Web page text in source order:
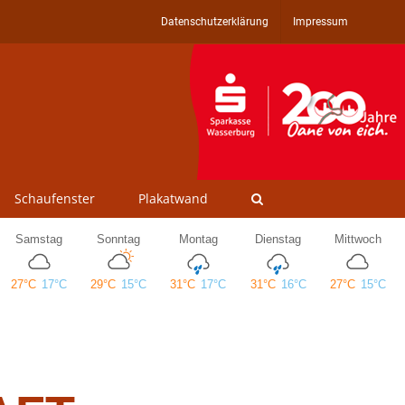
Datenschutzerklärung Impressum
Schaufenster Plakatwand